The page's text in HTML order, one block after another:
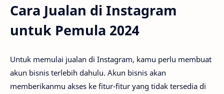
Cara Jualan di Instagram
untuk Pemula 2024
Untuk memulai jualan di Instagram, kamu perlu membuat
akun bisnis terlebih dahulu. Akun bisnis akan
memberikanmu akses ke fitur-fitur yang tidak tersedia di